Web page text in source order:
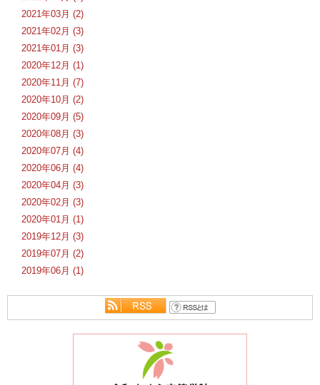
2021年03月 (2)
2021年02月 (3)
2021年01月 (3)
2020年12月 (1)
2020年11月 (7)
2020年10月 (2)
2020年09月 (5)
2020年08月 (3)
2020年07月 (4)
2020年06月 (4)
2020年04月 (3)
2020年02月 (3)
2020年01月 (1)
2019年12月 (3)
2019年07月 (2)
2019年06月 (1)